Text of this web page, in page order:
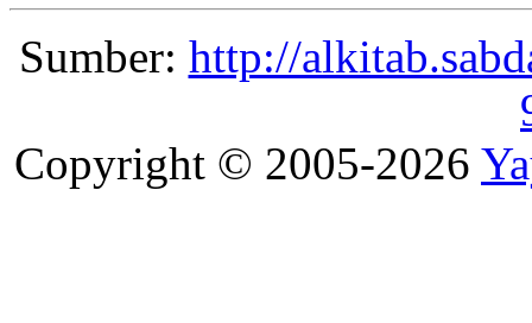
Sumber: http://
Copyright © 2005-2026